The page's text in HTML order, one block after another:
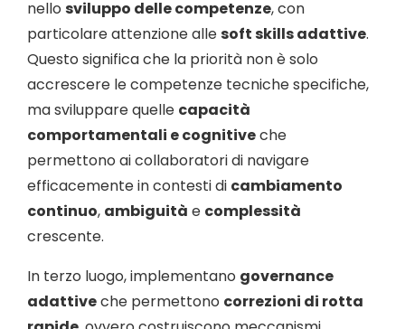
nello sviluppo delle competenze, con
particolare attenzione allesoft skills adattive.
Questo significa che la priorità non è solo
accrescere le competenze tecniche specifiche,
ma sviluppare quelle capacità
comportamentali e cognitiveche
permettono ai collaboratori di navigare
efficacemente in contesti di cambiamento
continuo, ambiguità e complessità
crescente.
In terzo luogo, implementano governance
adattiveche permettono correzioni di rotta